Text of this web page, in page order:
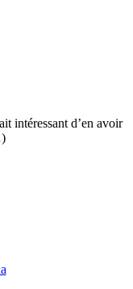
intéressant d’en avoir